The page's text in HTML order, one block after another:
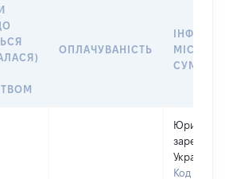
ОПЛАЧУВАНІСТЬ
МІСЦЕ
Україні
Код в